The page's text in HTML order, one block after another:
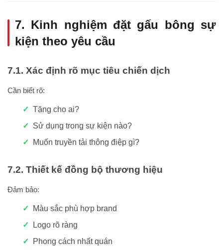
7. Kinh nghiệm đặt gấu bông sự
kiện theo yêu cầu
7.1. Xác định rõ mục tiêu chiến dịch
Cần biết rõ:
Tặng cho ai?
Sử dụng trong sự kiện nào?
Muốn truyền tải thông điệp gì?
7.2. Thiết kế đồng bộ thương hiệu
Đảm bảo:
Màu sắc phù hợp brand
Logo rõ ràng
Phong cách nhất quán